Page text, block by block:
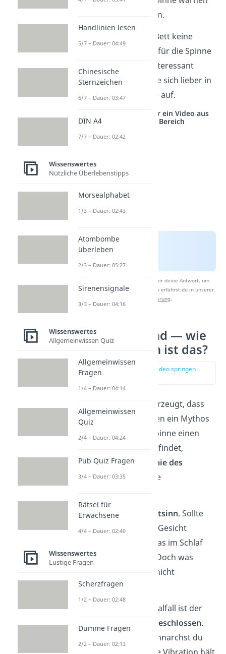
und von uns weghalten.
Außerdem gibt es im Bett keine
anderen Insekten, die für die Spinne
interessant
wären. Deshalb hält sie sich lieber in
ihrem Netz in der Ecke auf.
Studyflix vernetzt: Hier ein Video aus
einem anderen Bereich
Nach Beantwortung speichern wir deine Antwort, um
Studyflix zu verbessern. Mehr dazu erfährst du in unserer
Datenschutzerklärung.
Spinne im Mund — wie
wahrscheinlich ist das?
zur Stelle im Video springen
Immer noch nicht überzeugt, dass
Spinnen im Schlaf essen ein Mythos
ist? Selbst wenn die Spinne einen
Weg zu deinem Mund findet,
verhindert dieAnatomie des
Menschen, dass wir sie
Zuerst wirkt unser
Tastsinn. Sollte
eine Spinne auf unser Gesicht
krabbelt, spüren wir das im Schlaf
und wischen sie weg. Doch was
passiert, wenn wir es nicht
bemerken?
Keine Sorge! Im Normalfall ist der
geschlossen.
Sollte er offen sein, schnarchst du
Handlinien lesen
5/7 – Dauer: 04:49
Chinesische
Sternzeichen
6/7 – Dauer: 03:47
DIN A4
7/7 – Dauer: 02:42
Wissenswertes
Nützliche Überlebenstipps
Morsealphabet
1/3 – Dauer: 02:43
Atombombe
überleben
2/3 – Dauer: 05:27
Sirenensignale
3/3 – Dauer: 04:16
Wissenswertes
Allgemeinwissen Quiz
Allgemeinwissen
Fragen
1/4 – Dauer: 04:14
Allgemeinwissen
Quiz
2/4 – Dauer: 04:24
Pub Quiz Fragen
3/4 – Dauer: 03:35
Rätsel für
Erwachsene
4/4 – Dauer: 02:40
Wissenswertes
Lustige Fragen
Scherzfragen
1/2 – Dauer: 02:48
Dumme Fragen
2/2 – Dauer: 02:13